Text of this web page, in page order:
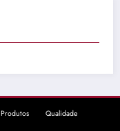
Produtos Qualidade